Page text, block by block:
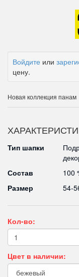
Войдите или
цену.
Новая коллекция панам
Тип шапки
Состав
100
Размер
54-
Кол-во:
Цвет в наличии: